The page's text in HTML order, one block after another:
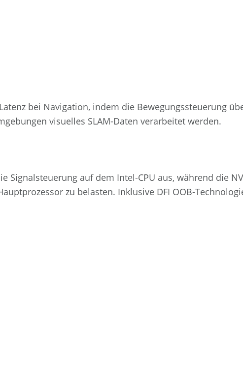
bei Navigation, indem die Bewegungssteuerung
visuelles SLAM-Daten verarbeitet werden.
auf dem Intel-CPU aus, während die
zu belasten. Inklusive DFI OOB-